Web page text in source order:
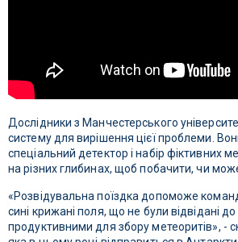
Дослідники з Манчестерського
систему для вирішення цієї проблеми.
спеціальний детектор і набір фіктивних
на різних глибинах, щоб побачити, чи
«Розвідувальна поїздка допоможе
сині крижані поля, що не були відвідані
продуктивними для збору метеоритів», -